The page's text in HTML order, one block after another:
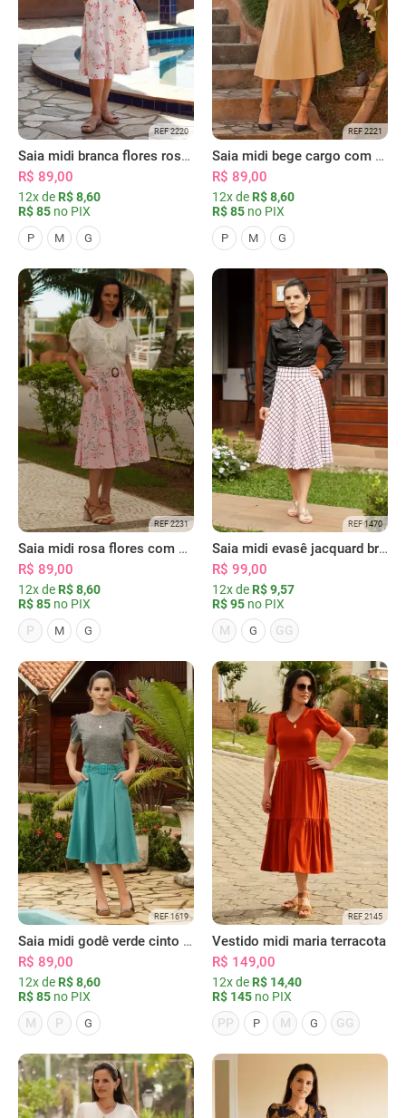
REF 2220
Saia midi branca flores rosas com bolsos
R$ 89,00
12x de R$ 8,60
R$ 85 no PIX
P M G
REF 2221
Saia midi bege cargo com bolsos
R$ 89,00
12x de R$ 8,60
R$ 85 no PIX
P M G
REF 2231
Saia midi rosa flores com bolsos
R$ 89,00
12x de R$ 8,60
R$ 85 no PIX
P
M G
REF 1470
Saia midi evasê jacquard branca grid
R$ 99,00
12x de R$ 9,57
R$ 95 no PIX
M
G GG
REF 1619
Saia midi godê verde cinto e bolsos
R$ 89,00
12x de R$ 8,60
R$ 85 no PIX
M
P G
REF 2145
Vestido midi maria terracota
R$ 149,00
12x de R$ 14,40
R$ 145 no PIX
PP
P M G GG